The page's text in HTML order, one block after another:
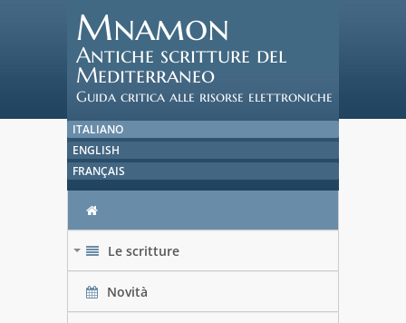
Mnamon
Antiche scritture del
Mediterraneo
Guida critica alle risorse elettroniche
ITALIANO
ENGLISH
FRANÇAIS
Le scritture
Novità